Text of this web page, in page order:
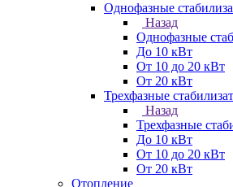
Однофазные
Назад
Однофазные
До 10 кВт
От 10 до 20 кВт
От 20 кВт
Трехфазные
Назад
Трехфазные
До 10 кВт
От 10 до 20 кВт
От 20 кВт
Отопление